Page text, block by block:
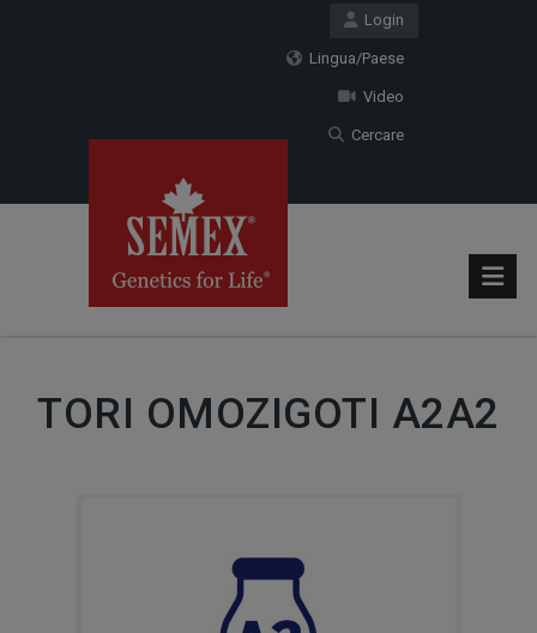
Login
Lingua/Paese
Video
Cercare
TORI OMOZIGOTI A2A2